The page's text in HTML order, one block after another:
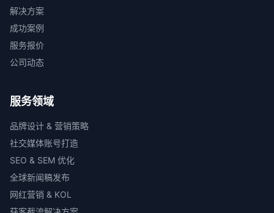
解决方案
成功案例
服务报价
公司动态
服务领域
品牌设计 & 营销策略
社交媒体账号打造
SEO & SEM 优化
全球新闻稿发布
网红营销 & KOL